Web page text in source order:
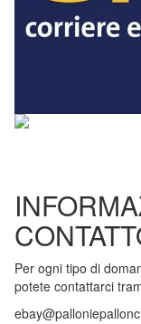
Per ogni tipo di
potete contattarci